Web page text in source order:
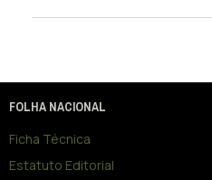
FOLHA NACIONAL
Ficha Técnica
Estatuto Editorial